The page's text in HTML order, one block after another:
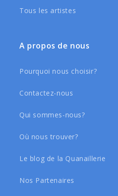
Tous les artistes
A propos de nous
Pourquoi nous choisir?
Contactez-nous
Qui sommes-nous?
Où nous trouver?
Le blog de la Quanaillerie
Nos Partenaires